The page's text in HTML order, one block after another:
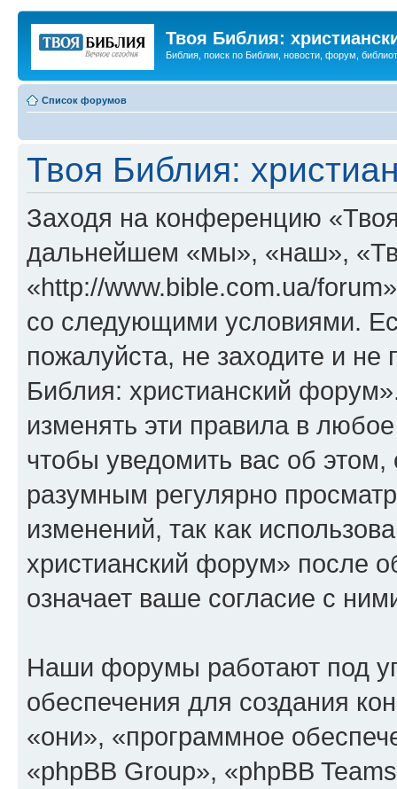
Твоя Библия:
Библия, поиск по Библии, новости, форум,
Список форумов
Твоя Библия:
Заходя на конференцию
дальнейшем «мы», «наш»,
«http://www.bible.com.ua/
со следующими условиями.
пожалуйста, не заходите и
Библия: христианский
изменять эти правила в
чтобы уведомить вас об
разумным регулярно
изменений, так как
христианский форум» после
означает ваше согласие с
Наши форумы работают под
обеспечения для создания
«они», «программное
«phpBB Group», «phpBB